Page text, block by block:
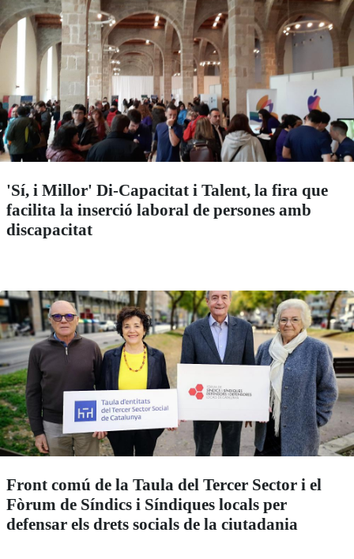
'Sí, i Millor' Di-Capacitat i Talent, la fira que
facilita la inserció laboral de persones amb
discapacitat
Front comú de la Taula del Tercer Sector i el
Fòrum de Síndics i Síndiques locals per
defensar els drets socials de la ciutadania